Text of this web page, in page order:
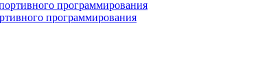
программирования